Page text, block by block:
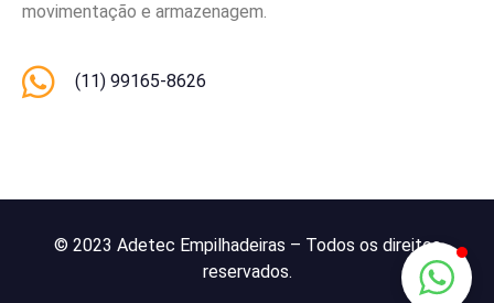
movimentação e armazenagem.
(11) 99165-8626
© 2023 Adetec Empilhadeiras – Todos os direitos
reservados.